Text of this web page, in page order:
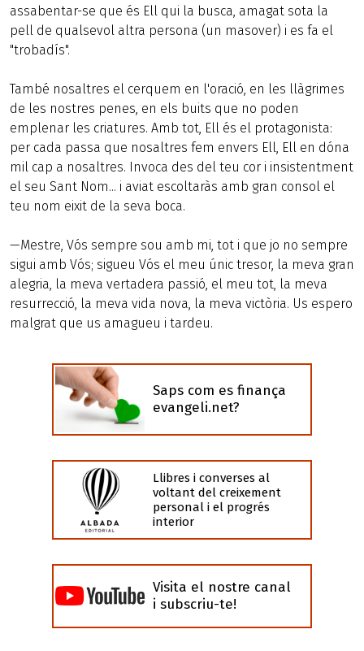
assabentar-se que és Ell qui la busca, amagat sota la
pell de qualsevol altra persona (un masover) i es fa el
"trobadís".
També nosaltres el cerquem en l'oració, en les llàgrimes
de les nostres penes, en els buits que no poden
emplenar les criatures. Amb tot, Ell és el protagonista:
per cada passa que nosaltres fem envers Ell, Ell en dóna
mil cap a nosaltres. Invoca des del teu cor i insistentment
el seu Sant Nom... i aviat escoltaràs amb gran consol el
teu nom eixit de la seva boca.
—Mestre, Vós sempre sou amb mi, tot i que jo no sempre
sigui amb Vós; sigueu Vós el meu únic tresor, la meva gran
alegria, la meva vertadera passió, el meu tot, la meva
resurrecció, la meva vida nova, la meva victòria. Us espero
malgrat que us amagueu i tardeu.
Saps com es finança
evangeli.net?
Llibres i converses al
voltant del creixement
personal i el progrés
interior
Visita el nostre canal
i subscriu-te!